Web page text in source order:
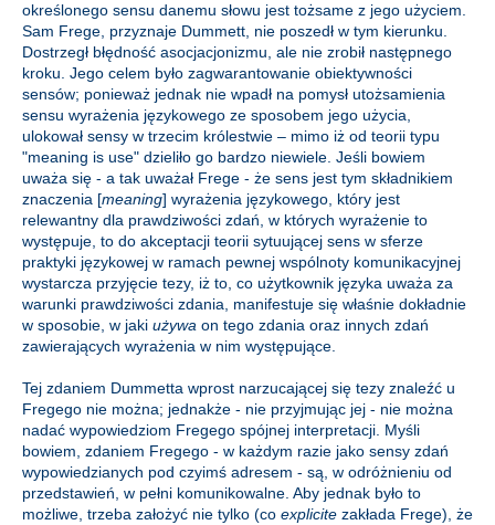
określonego sensu danemu słowu jest tożsame z jego użyciem.
Sam Frege, przyznaje Dummett, nie poszedł w tym kierunku.
Dostrzegł błędność asocjacjonizmu, ale nie zrobił następnego
kroku. Jego celem było zagwarantowanie obiektywności
sensów; ponieważ jednak nie wpadł na pomysł utożsamienia
sensu wyrażenia językowego ze sposobem jego użycia,
ulokował sensy w trzecim królestwie – mimo iż od teorii typu
"meaning is use" dzieliło go bardzo niewiele. Jeśli bowiem
uważa się - a tak uważał Frege - że sens jest tym składnikiem
znaczenia [meaning] wyrażenia językowego, który jest
relewantny dla prawdziwości zdań, w których wyrażenie to
występuje, to do akceptacji teorii sytuującej sens w sferze
praktyki językowej w ramach pewnej wspólnoty komunikacyjnej
wystarcza przyjęcie tezy, iż to, co użytkownik języka uważa za
warunki prawdziwości zdania, manifestuje się właśnie dokładnie
w sposobie, w jaki używa on tego zdania oraz innych zdań
zawierających wyrażenia w nim występujące.
Tej zdaniem Dummetta wprost narzucającej się tezy znaleźć u
Fregego nie można; jednakże - nie przyjmując jej - nie można
nadać wypowiedziom Fregego spójnej interpretacji. Myśli
bowiem, zdaniem Fregego - w każdym razie jako sensy zdań
wypowiedzianych pod czyimś adresem - są, w odróżnieniu od
przedstawień, w pełni komunikowalne. Aby jednak było to
możliwe, trzeba założyć nie tylko (co explicite zakłada Frege), że